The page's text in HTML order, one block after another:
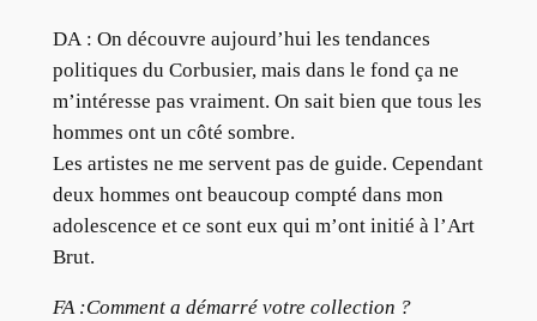
DA : On découvre aujourd’hui les tendances
politiques du Corbusier, mais dans le fond ça ne
m’intéresse pas vraiment. On sait bien que tous les
hommes ont un côté sombre.
Les artistes ne me servent pas de guide. Cependant
deux hommes ont beaucoup compté dans mon
adolescence et ce sont eux qui m’ont initié à l’Art
Brut.
FA :Comment a démarré votre collection ?